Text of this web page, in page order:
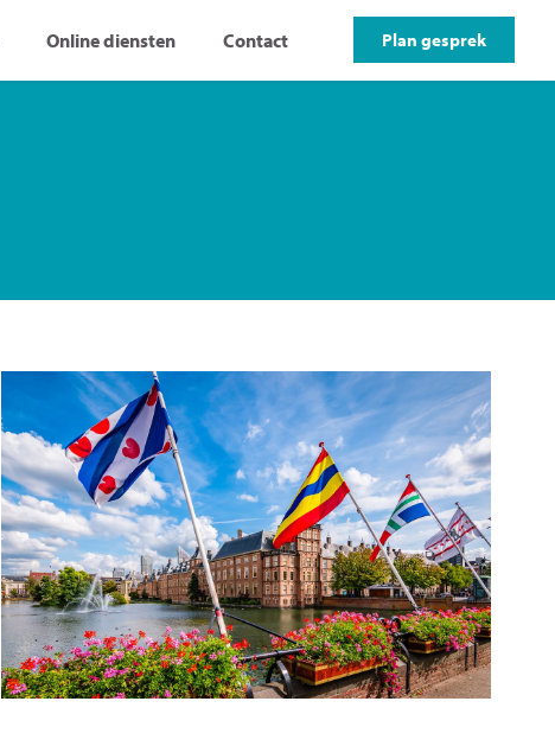
Online diensten Contact Plan gesprek